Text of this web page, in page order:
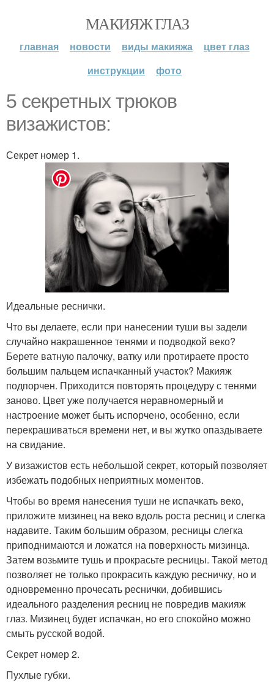
МАКИЯЖ ГЛАЗ
главная новости виды макияжа
цвет глаз
инструкции
фото
5 секретных трюков
визажистов:
Секрет номер 1.
Идеальные реснички.
Что вы делаете, если при нанесении туши вы задели
случайно накрашенное тенями и подводкой веко?
Берете ватную палочку, ватку или протираете просто
большим пальцем испачканный участок? Макияж
подпорчен. Приходится повторять процедуру с тенями
заново. Цвет уже получается неравномерный и
настроение может быть испорчено, особенно, если
перекрашиваться времени нет, и вы жутко опаздываете
на свидание.
У визажистов есть небольшой секрет, который позволяет
избежать подобных неприятных моментов.
Чтобы во время нанесения туши не испачкать веко,
приложите мизинец на веко вдоль роста ресниц и слегка
надавите. Таким большим образом, ресницы слегка
приподнимаются и ложатся на поверхность мизинца.
Затем возьмите тушь и прокрасьте ресницы. Такой метод
позволяет не только прокрасить каждую ресничку, но и
одновременно прочесать реснички, добившись
идеального разделения ресниц не повредив макияж
глаз. Мизинец будет испачкан, но его спокойно можно
смыть русской водой.
Секрет номер 2.
Пухлые губки.